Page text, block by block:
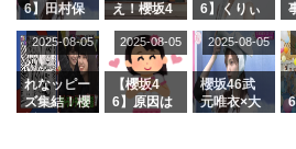
6】田村保
ージを脱い
でいた理由
え！櫻坂4
グル『Mak
e or Brea
k』オフィ
シャルグッ
ズ絶賛販売
6】くりぃ
の2人を手
玉に取る大
沼晶保【く
りぃむナン
タラ】
れなッピー
ズ集結！櫻
2025-08-05
【櫻坂4
6】原因は
2025-08-05
櫻坂46武
元唯衣×大
2025-08-05